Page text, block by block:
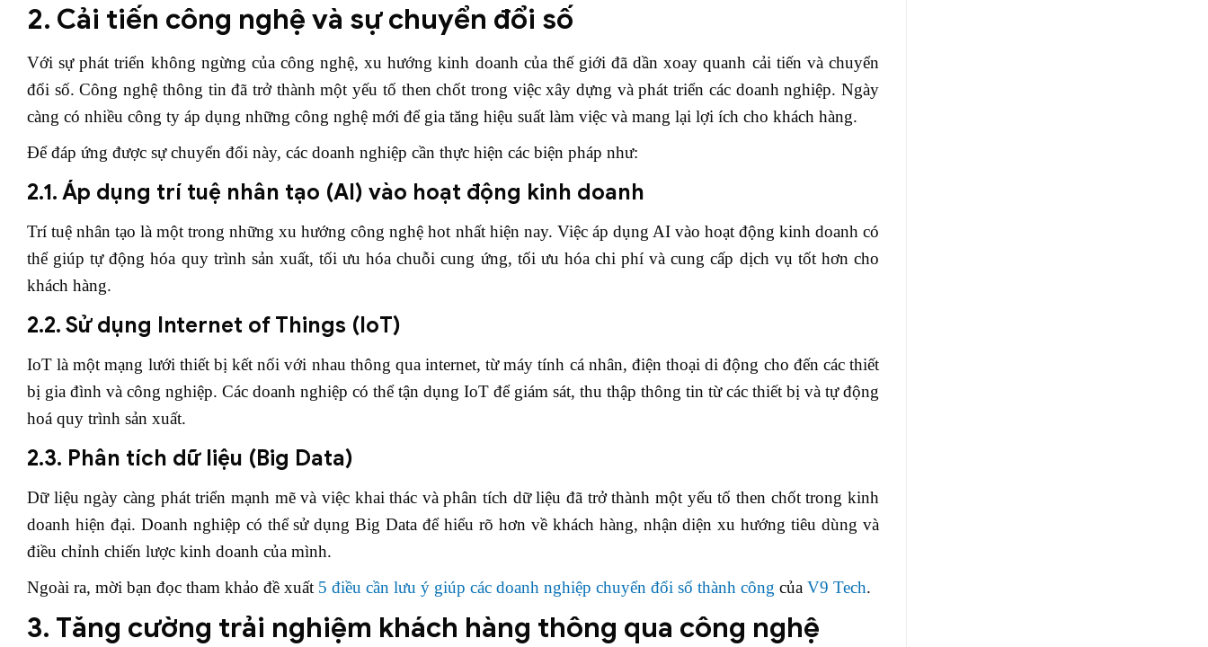
2. Cải tiến công nghệ và sự chuyển đổi số
Với sự phát triển không ngừng của công nghệ, xu hướng kinh doanh của thế giới đã dần xoay quanh cải tiến và chuyển
đổi số. Công nghệ thông tin đã trở thành một yếu tố then chốt trong việc xây dựng và phát triển các doanh nghiệp. Ngày
càng có nhiều công ty áp dụng những công nghệ mới để gia tăng hiệu suất làm việc và mang lại lợi ích cho khách hàng.
Để đáp ứng được sự chuyển đổi này, các doanh nghiệp cần thực hiện các biện pháp như:
2.1. Áp dụng trí tuệ nhân tạo (AI) vào hoạt động kinh doanh
Trí tuệ nhân tạo là một trong những xu hướng công nghệ hot nhất hiện nay. Việc áp dụng AI vào hoạt động kinh doanh có
thể giúp tự động hóa quy trình sản xuất, tối ưu hóa chuỗi cung ứng, tối ưu hóa chi phí và cung cấp dịch vụ tốt hơn cho
khách hàng.
2.2. Sử dụng Internet of Things (IoT)
IoT là một mạng lưới thiết bị kết nối với nhau thông qua internet, từ máy tính cá nhân, điện thoại di động cho đến các thiết
bị gia đình và công nghiệp. Các doanh nghiệp có thể tận dụng IoT để giám sát, thu thập thông tin từ các thiết bị và tự động
hoá quy trình sản xuất.
2.3. Phân tích dữ liệu (Big Data)
Dữ liệu ngày càng phát triển mạnh mẽ và việc khai thác và phân tích dữ liệu đã trở thành một yếu tố then chốt trong kinh
doanh hiện đại. Doanh nghiệp có thể sử dụng Big Data để hiểu rõ hơn về khách hàng, nhận diện xu hướng tiêu dùng và
điều chỉnh chiến lược kinh doanh của mình.
Ngoài ra, mời bạn đọc tham khảo đề xuất 5 điều cần lưu ý giúp các doanh nghiệp chuyển đổi số thành công của V9 Tech.
3. Tăng cường trải nghiệm khách hàng thông qua công nghệ